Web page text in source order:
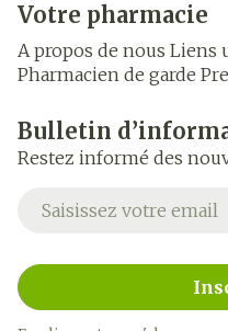
Votre pharmacie
A propos de nous Liens
Pharmacien de garde
Bulletin
Restez informé des
Adresse mail